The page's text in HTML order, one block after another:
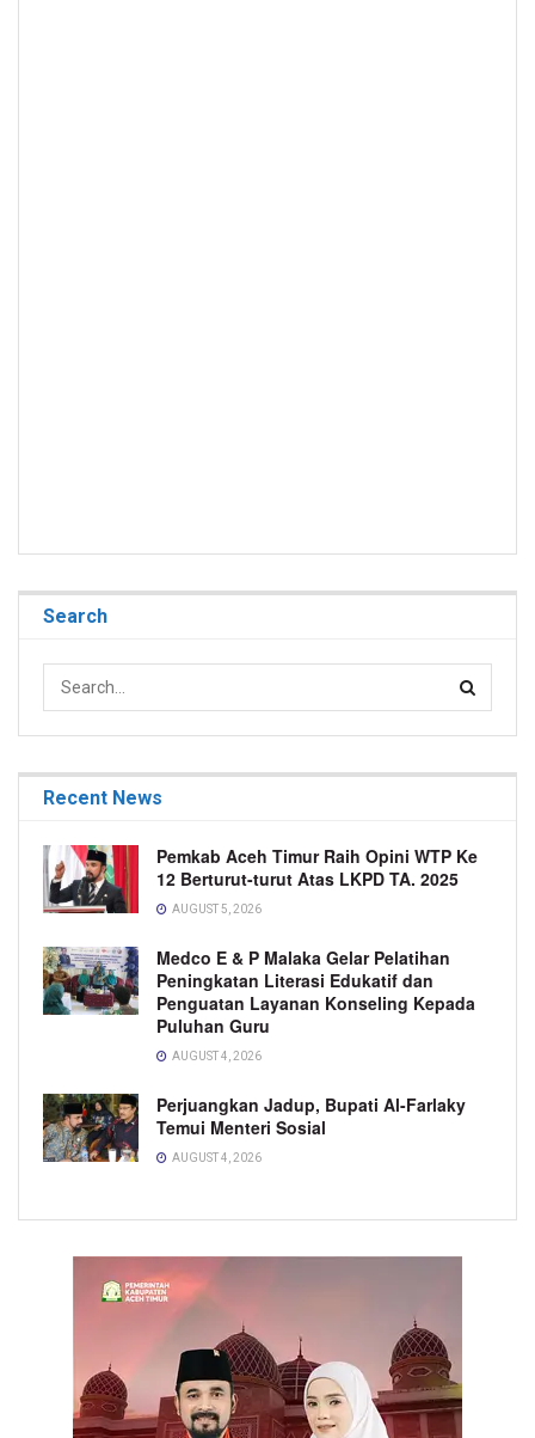
Search
Recent News
Pemkab Aceh Timur Raih Opini WTP Ke
12 Berturut-turut Atas LKPD TA. 2025
AUGUST 5, 2026
Medco E & P Malaka Gelar Pelatihan
Peningkatan Literasi Edukatif dan
Penguatan Layanan Konseling Kepada
Puluhan Guru
AUGUST 4, 2026
Perjuangkan Jadup, Bupati Al-Farlaky
Temui Menteri Sosial
AUGUST 4, 2026